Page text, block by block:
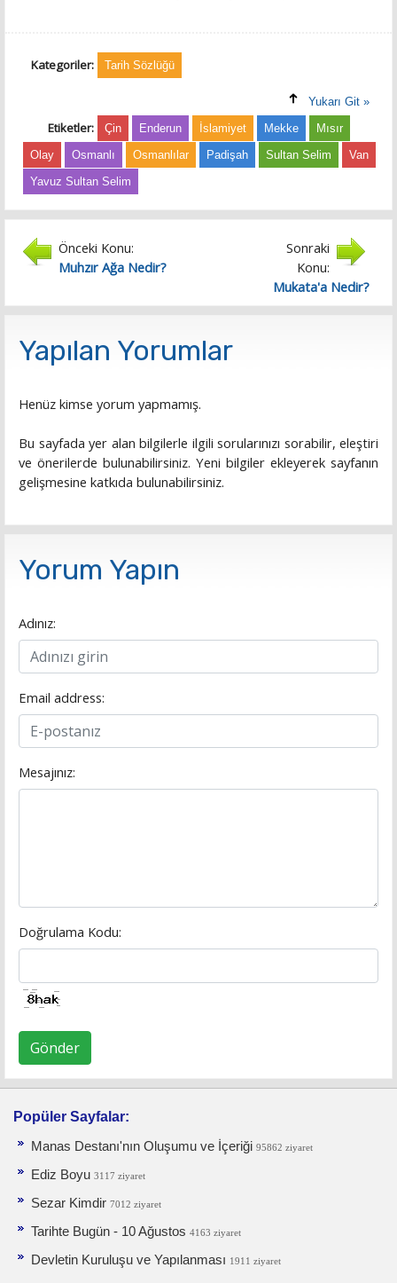
Kategoriler: Tarih Sözlüğü
Yukarı Git »
Etiketler: Çin Enderun İslamiyet Mekke
Mısır
Olay
Osmanlı Osmanlılar Padişah Sultan Selim
Van
Yavuz Sultan Selim
Önceki Konu:
Muhzır Ağa Nedir?
Sonraki
Konu:
Mukata'a Nedir?
Yapılan Yorumlar
Henüz kimse yorum yapmamış.
Bu sayfada yer alan bilgilerle ilgili sorularınızı sorabilir, eleştiri
ve önerilerde bulunabilirsiniz. Yeni bilgiler ekleyerek sayfanın
gelişmesine katkıda bulunabilirsiniz.
Yorum Yapın
Adınız:
Email address:
Mesajınız:
Doğrulama Kodu:
Gönder
Popüler Sayfalar:
Manas Destanı'nın Oluşumu ve İçeriği 95862 ziyaret
Ediz Boyu 3117 ziyaret
Sezar Kimdir 7012 ziyaret
Tarihte Bugün - 10 Ağustos 4163 ziyaret
Devletin Kuruluşu ve Yapılanması 1911 ziyaret